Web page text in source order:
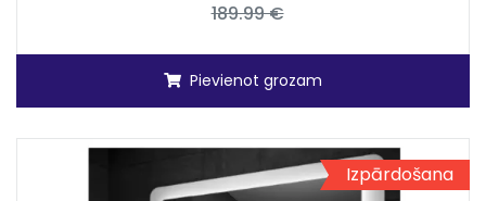
189.99 €
Pievienot grozam
Izpārdošana